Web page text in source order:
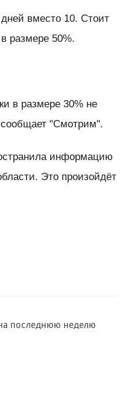
вместо 10. Стоит
размере 50%.
в размере 30% не
сообщает "Смотрим".
информацию
Это произойдёт
на последнюю неделю